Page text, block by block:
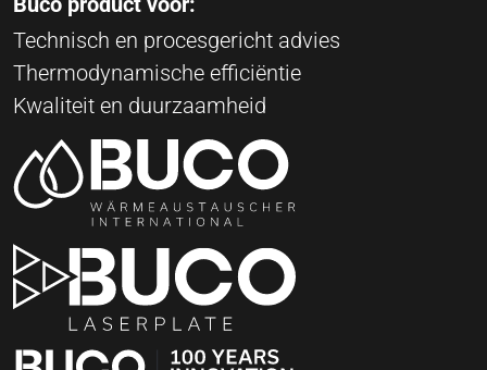
Technisch en procesgericht advies
Thermodynamische efficiëntie
Kwaliteit en duurzaamheid